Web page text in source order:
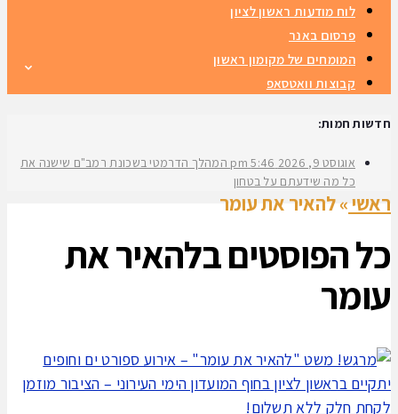
לוח מודעות ראשון לציון
פרסום באנר
המומחים של מקומון ראשון
קבוצות וואטסאפ
חדשות חמות:
אוגוסט 9, 2026 5:46 pm
המהלך הדרמטי בשכונת רמב"ם שישנה את
כל מה שידעתם על בטחון
ראשי»להאיר את עומר
כל הפוסטים בלהאיר את
עומר